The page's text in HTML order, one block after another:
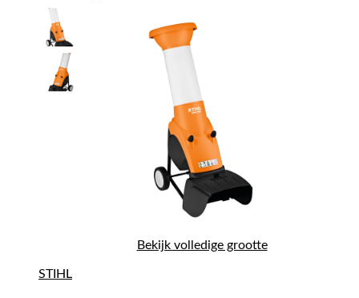
Bekijk volledige grootte
STIHL